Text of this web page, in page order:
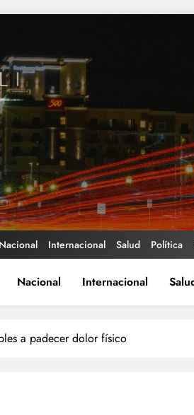
Nacional Internacional Salud Política
Nacional Internacional
a padecer dolor físico